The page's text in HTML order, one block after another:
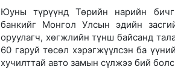
Сумдын халаалтын төвүүдийн засвар,
Юуны түрүүнд Төрийн нарийн
банкийг Монгол Улсын эдийн
оруулагч, хөгжлийн түнш байсанд
60 гаруй төсөл хэрэгжүүлсэн ба
хучилттай авто замын сүлжээ бий